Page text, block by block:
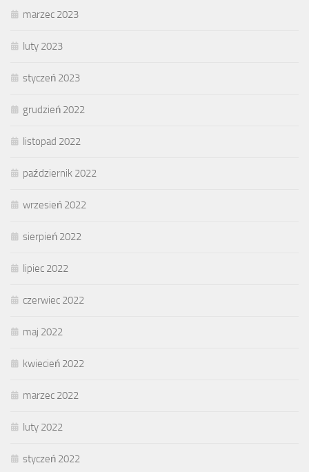
marzec 2023
luty 2023
styczeń 2023
grudzień 2022
listopad 2022
październik 2022
wrzesień 2022
sierpień 2022
lipiec 2022
czerwiec 2022
maj 2022
kwiecień 2022
marzec 2022
luty 2022
styczeń 2022